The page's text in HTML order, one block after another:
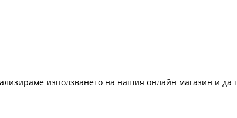
използването на нашия онлайн магазин и